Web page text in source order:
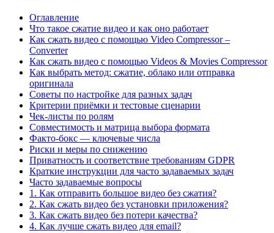
Оглавление
Что такое сжатие видео и как оно работает
Как сжать видео с помощью Video Compressor –
Converter
Как сжать видео с помощью Videos & Movies Compressor
Как выбрать метод: сжатие, облако или отправка
оригинала
Советы по настройке для разных задач
Критерии приёмки и тестовые сценарии
Чек-листы по ролям
Совместимость и матрица выбора формата
Факто-бокс — ключевые числа
Риски и меры по снижению
Приватность и соответствие требованиям GDPR
Краткие инструкции для часто задаваемых задач
Часто задаваемые вопросы
1. Как отправить большое видео без сжатия?
2. Как сжать видео без установки приложения?
3. Как сжать видео без потери качества?
4. Как лучше сжать видео для email?